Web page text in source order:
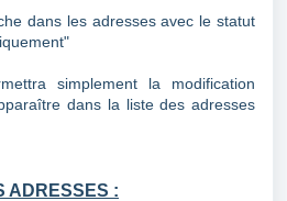
dans les adresses avec le statut
simplement la modification
dans la liste des adresses
ADRESSES :